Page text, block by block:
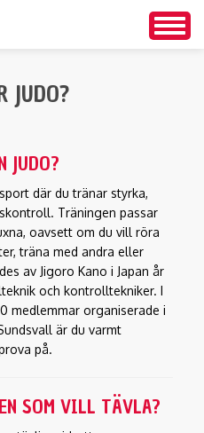
JUDO?
JUDO?
där du tränar styrka,
Träningen passar
oavsett om du vill röra
träna med andra eller
av Jigoro Kano i Japan år
och kontrolltekniker. I
medlemmar organiserade i
är du varmt
på.
SOM VILL TÄVLA?